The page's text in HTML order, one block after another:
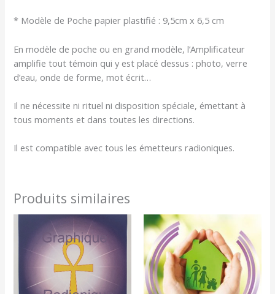
* Modèle de Poche papier plastifié : 9,5cm x 6,5 cm
En modèle de poche ou en grand modèle, l’Amplificateur
amplifie tout témoin qui y est placé dessus : photo, verre
d’eau, onde de forme, mot écrit…
Il ne nécessite ni rituel ni disposition spéciale, émettant à
tous moments et dans toutes les directions.
Il est compatible avec tous les émetteurs radioniques.
Produits similaires
de
prix :
10,00€
17,00€
produit
a
plusieurs
variations.